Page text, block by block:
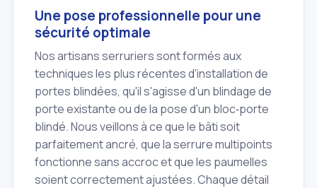
Une pose professionnelle pour une
sécurité optimale
Nos artisans serruriers sont formés aux
techniques les plus récentes d'installation de
portes blindées, qu'il s'agisse d'un blindage de
porte existante ou de la pose d'un bloc‑porte
blindé. Nous veillons à ce que le bâti soit
parfaitement ancré, que la serrure multipoints
fonctionne sans accroc et que les paumelles
soient correctement ajustées. Chaque détail